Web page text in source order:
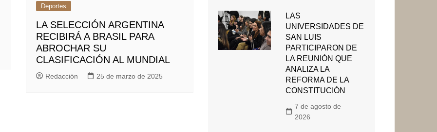
Deportes
LA SELECCIÓN ARGENTINA
RECIBIRÁ A BRASIL PARA
ABROCHAR SU
CLASIFICACIÓN AL MUNDIAL
Redacción 25 de marzo de 2025
LAS
UNIVERSIDADES DE
SAN LUIS
PARTICIPARON DE
LA REUNIÓN QUE
ANALIZA LA
REFORMA DE LA
CONSTITUCIÓN
7 de agosto de
2026